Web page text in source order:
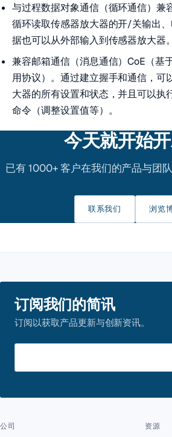
与过程数据对象通信（循环通信）兼
循环读取传感器放大器的开/关输出
据也可以从外部输入到传感器放大器。
兼容邮箱通信（消息通信）CoE（基
用协议）。通过建立握手和通信，可
大器的所有设置和状态，并且可以执
命令（调整设置值等）。
今天就开始开
已有 1000+ 客户在我们的产品与团
联系我们 浏览
订阅我们的简讯
订阅以获取产品更新与创新资讯。
请输入邮箱
公司 资源